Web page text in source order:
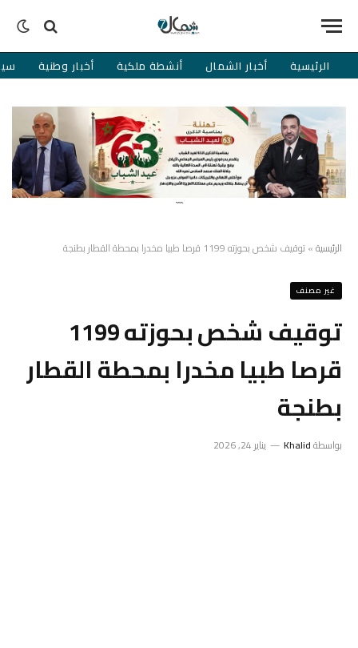
الرئيسية أخبار الشمال أنشطة ملكية أخبار وطنية
```
الرئيسية»توقيف شخص بحوزته 1199 قرصا طبيا مخدرا بمحطة القطار بطنجة
غير مصنف
توقيف شخص بحوزته 1199
قرصا طبيا مخدرا بمحطة القطار
بطنجة
بواسطةKhalid يناير 24, 2026